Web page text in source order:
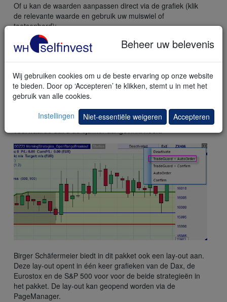
Of u kan de waarden aanpassen direct via de grafiek (klik
de relevante waarde en gebruik uw muiswiel of
toetsenbord):
Stap 3: activeer de TradeGuard. Nadat de positie geopend
werd, zal de TradeGuard automatisch de stop en koersdoel
orders plaatsen. Indien één van de orders uitgevoerd wordt,
zullen de andere automatisch geannuleerd worden. De
TradeGuard zal ook de positie om 21.59 uur sluiten op
voorwaarde dat u de tijdfilter aangevinkt heeft.
Birger Schäfermeier biedt in dit pakket ook een lay-out aan.
Deze lay-out opent in één keer grafieken van de Dax, de
Eurostox en de S&P 500 voor voor de beide strategieën in
het pakket. De lay-out kan geopend worden via de
PageManager.
Beheer uw belevenis
Wij gebruiken cookies om u de beste ervaring op onze website
te bieden. Door op ‘Accepteren’ te klikken, stemt u in met het
gebruik van alle cookies.
Instellingen
Niet-essentiële weigeren Accepteren